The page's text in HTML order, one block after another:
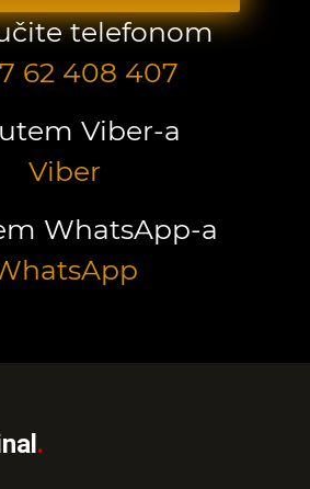
telefonom
62 408 407
Viber-a
Viber
WhatsApp-a
.